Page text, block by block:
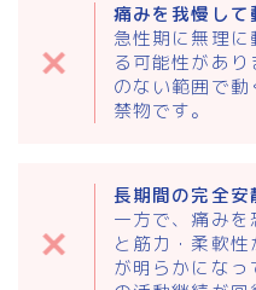
痛みを我慢して
急性期に無理
る可能性があ
のない範囲で
禁物です。
長期間の完全安
一方で、痛み
と筋力・柔軟
が明らかにな